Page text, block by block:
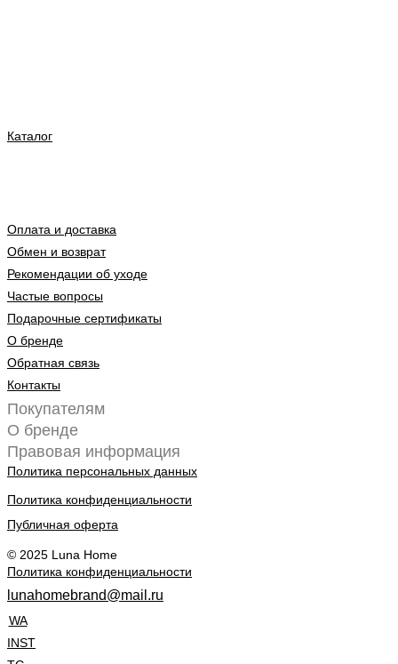
Каталог
Оплата и доставка
Обмен и возврат
Рекомендации об уходе
Частые вопросы
Подарочные сертификаты
О бренде
Обратная связь
Контакты
Покупателям
О бренде
Правовая информация
Политика персональных данных
Политика конфиденциальности
Публичная оферта
© 2025 Luna Home
Политика конфиденциальности
lunahomebrand@mail.ru
WA
INST